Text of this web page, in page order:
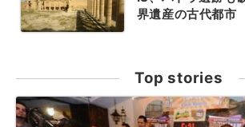
界遺産の古代都市
Top stories